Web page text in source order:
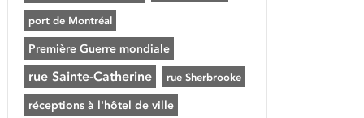
port de Montréal
Première Guerre mondiale
rue Sainte-Catherine rue Sherbrooke
réceptions à l'hôtel de ville